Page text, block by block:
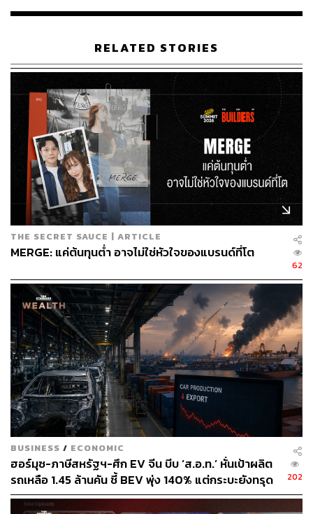
RELATED STORIES
THE SECRET SAUCE | ARTICLE
MERGE: แค่ต้นทุนต่ำ อาจไม่ใช่หัวใจของแบรนด์ที่โต
62
BUSINESS / ECONOMIC
ฮอร์มุซ-ภาษีสหรัฐฯ-ศึก EV จีน บีบ ‘ส.อ.ท.’ หั่นเป้าผลิต
รถเหลือ 1.45 ล้านคัน ชี้ BEV พุ่ง 140% แต่กระบะยังทรุด
202